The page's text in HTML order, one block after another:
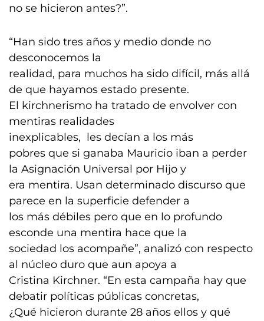
no se hicieron antes?”.
“Han sido tres años y medio donde no
desconocemos la
realidad, para muchos ha sido difícil, más allá
de que hayamos estado presente.
El kirchnerismo ha tratado de envolver con
mentiras realidades
inexplicables, les decían a los más
pobres que si ganaba Mauricio iban a perder
la Asignación Universal por Hijo y
era mentira. Usan determinado discurso que
parece en la superficie defender a
los más débiles pero que en lo profundo
esconde una mentira hace que la
sociedad los acompañe”, analizó con respecto
al núcleo duro que aun apoya a
Cristina Kirchner. “En esta campaña hay que
debatir políticas públicas concretas,
¿Qué hicieron durante 28 años ellos y qué